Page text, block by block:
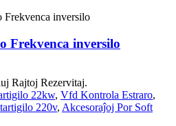
Frekvenca inversilo
Rajtoj Rezervitaj.
22kw, Vfd Kontrola Estraro,
220v, Akcesoraĵoj Por Soft